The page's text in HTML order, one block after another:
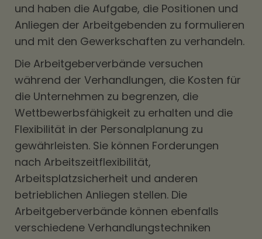
und haben die Aufgabe, die Positionen und
Anliegen der Arbeitgebenden zu formulieren
und mit den Gewerkschaften zu verhandeln.
Die Arbeitgeberverbände versuchen
während der Verhandlungen, die Kosten für
die Unternehmen zu begrenzen, die
Wettbewerbsfähigkeit zu erhalten und die
Flexibilität in der Personalplanung zu
gewährleisten. Sie können Forderungen
nach Arbeitszeitflexibilität,
Arbeitsplatzsicherheit und anderen
betrieblichen Anliegen stellen. Die
Arbeitgeberverbände können ebenfalls
verschiedene Verhandlungstechniken